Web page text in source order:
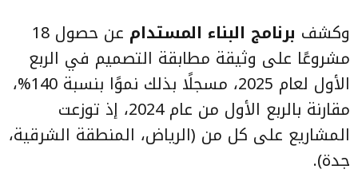
وكشف برنامج البناء المستدام
عن حصول 18
مشروعًا على وثيقة مطابقة التصميم في الربع
الأول لعام 2025، مسجلًا بذلك نموًا بنسبة 140%،
مقارنة بالربع الأول من عام 2024، إذ توزعت
المشاريع على كل من (الرياض، المنطقة الشرقية،
جدة).